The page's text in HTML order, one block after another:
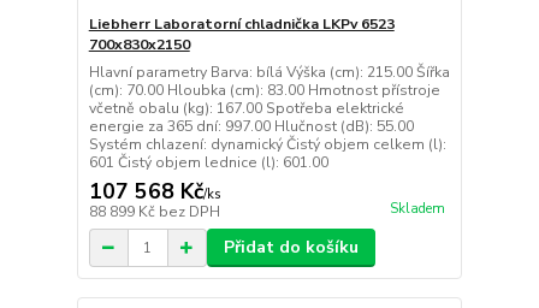
Liebherr Laboratorní chladnička LKPv 6523
700x830x2150
Hlavní parametry Barva: bílá Výška (cm): 215.00 Šířka
(cm): 70.00 Hloubka (cm): 83.00 Hmotnost přístroje
včetně obalu (kg): 167.00 Spotřeba elektrické
energie za 365 dní: 997.00 Hlučnost (dB): 55.00
Systém chlazení: dynamický Čistý objem celkem (l):
601 Čistý objem lednice (l): 601.00
107 568 Kč/ks
88 899 Kč bez DPH Skladem
Přidat do košíku